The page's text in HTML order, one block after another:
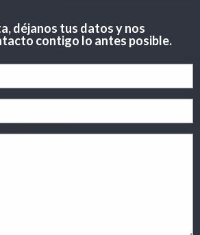
déjanos tus datos y nos
contigo lo antes posible.